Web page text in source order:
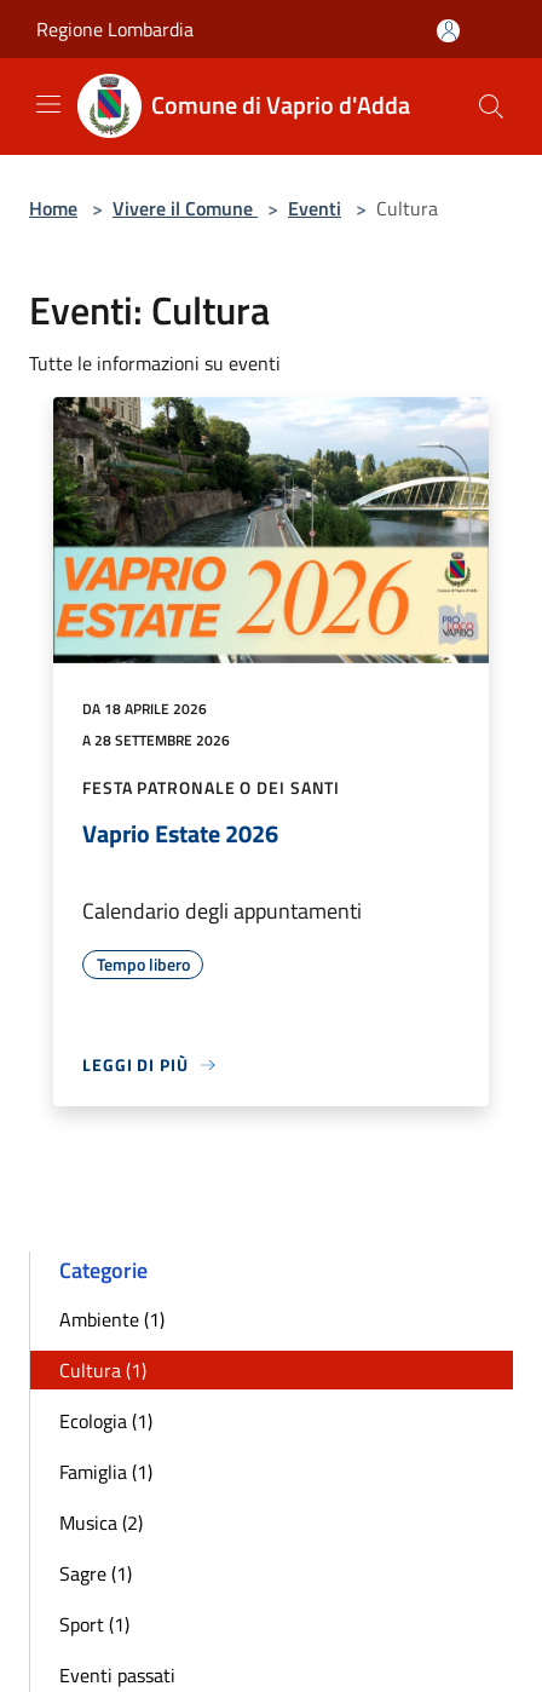
Regione Lombardia
Comune di Vaprio d'Adda
Home > Vivere il Comune > Eventi > Cultura
Eventi: Cultura
Tutte le informazioni su eventi
DA 18 APRILE 2026
A 28 SETTEMBRE 2026
FESTA PATRONALE O DEI SANTI
Vaprio Estate 2026
Calendario degli appuntamenti
Tempo libero
LEGGI DI PIÙ
Categorie
Ambiente (1)
Cultura (1)
Ecologia (1)
Famiglia (1)
Musica (2)
Sagre (1)
Sport (1)
Eventi passati